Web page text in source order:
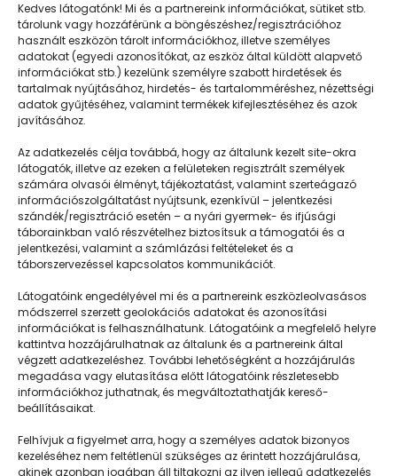
Kedves látogatónk! Mi és a partnereink információkat, sütiket stb.
tárolunk vagy hozzáférünk a böngészéshez/regisztrációhoz
használt eszközön tárolt információkhoz, illetve személyes
adatokat (egyedi azonosítókat, az eszköz által küldött alapvető
információkat stb.) kezelünk személyre szabott hirdetések és
tartalmak nyújtásához, hirdetés- és tartalomméréshez, nézettségi
adatok gyűjtéséhez, valamint termékek kifejlesztéséhez és azok
javításához.
Az adatkezelés célja továbbá, hogy az általunk kezelt site-okra
látogatók, illetve az ezeken a felületeken regisztrált személyek
számára olvasói élményt, tájékoztatást, valamint szerteágazó
információszolgáltatást nyújtsunk, ezenkívül – jelentkezési
szándék/regisztráció esetén – a nyári gyermek- és ifjúsági
táborainkban való részvételhez biztosítsuk a támogatói és a
jelentkezési, valamint a számlázási feltételeket és a
táborszervezéssel kapcsolatos kommunikációt.
Látogatóink engedélyével mi és a partnereink eszközleolvasásos
módszerrel szerzett geolokációs adatokat és azonosítási
információkat is felhasználhatunk. Látogatóink a megfelelő helyre
kattintva hozzájárulhatnak az általunk és a partnereink által
végzett adatkezeléshez. További lehetőségként a hozzájárulás
megadása vagy elutasítása előtt látogatóink részletesebb
információkhoz juthatnak, és megváltoztathatják kereső-
beállításaikat.
Felhívjuk a figyelmet arra, hogy a személyes adatok bizonyos
kezeléséhez nem feltétlenül szükséges az érintett hozzájárulása,
akinek azonban jogában áll tiltakozni az ilyen jellegű adatkezelés
Húsos helyett csicseriborsós fasírt
Napközisgyerektábor.hu